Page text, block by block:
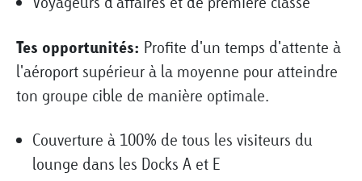
Tes opportunités: Profite d'un temps d'attente à
l'aéroport supérieur à la moyenne pour atteindre
ton groupe cible de manière optimale.
Couverture à 100% de tous les visiteurs du
lounge dans les Docks A et E